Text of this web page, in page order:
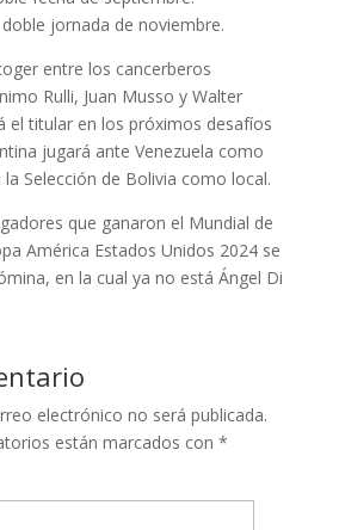
jornada de noviembre.
entre los cancerberos
Rulli, Juan Musso y Walter
el titular en los próximos desafíos
jugará ante Venezuela como
Selección de Bolivia como local.
que ganaron el Mundial de
América Estados Unidos 2024 se
en la cual ya no está Ángel Di
electrónico no será publicada.
están marcados con *